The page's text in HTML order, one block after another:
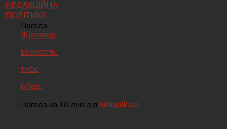
РЕДАКЦІЙНА
ПОЛІТИКА
Погода
Житомир
вологість:
тиск:
вітер:
Погода на 10 днів відsinoptik.ua